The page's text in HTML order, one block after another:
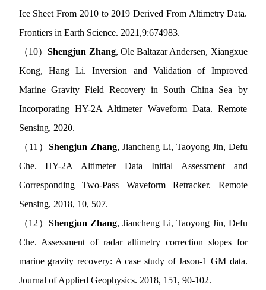
Ice Sheet From 2010 to 2019 Derived From Altimetry Data.
Frontiers in Earth Science. 2021,9:674983.
（10）Shengjun Zhang, Ole Baltazar Andersen, Xiangxue
Kong, Hang Li. Inversion and Validation of Improved
Marine Gravity Field Recovery in South China Sea by
Incorporating HY-2A Altimeter Waveform Data. Remote
Sensing, 2020.
（ 11 ） Shengjun Zhang, Jiancheng Li, Taoyong Jin, Defu
Che. HY-2A Altimeter Data Initial Assessment and
Corresponding Two-Pass Waveform Retracker. Remote
Sensing, 2018, 10, 507.
（12 ）Shengjun Zhang, Jiancheng Li, Taoyong Jin, Defu
Che. Assessment of radar altimetry correction slopes for
marine gravity recovery: A case study of Jason-1 GM data.
Journal of Applied Geophysics. 2018, 151, 90-102.